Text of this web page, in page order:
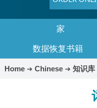
家
数据恢复书籍
Home➔ Chinese➔ 知识库